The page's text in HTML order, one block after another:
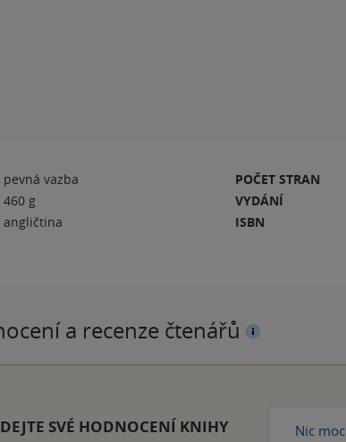
pevná vazba
460 g
angličtina
POČET STRAN
VYDÁNÍ
ISBN
a recenze čtenářů
SVÉ HODNOCENÍ KNIHY Nic moc